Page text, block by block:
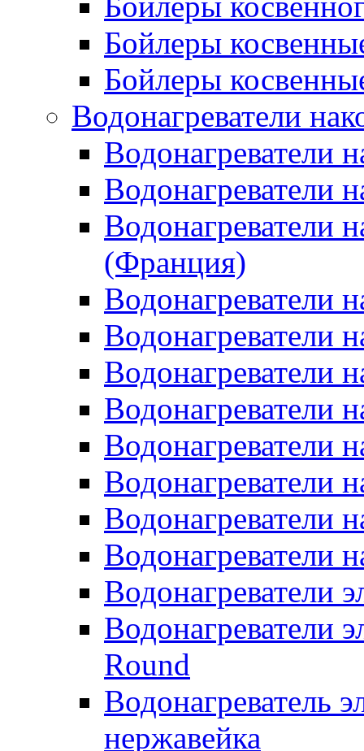
Бойлеры
Бойлеры
Водонагреватели
Водонагреватели
Водонагреватели
Водонагреватели
(Франция)
Водонагреватели
Водонагреватели
Водонагреватели
Водонагреватели
Водонагреватели
Водонагреватели
Водонагреватели
Водонагреватели
Водонагреватели
Водонагреватели
Round
Водонагреватель
нержавейка